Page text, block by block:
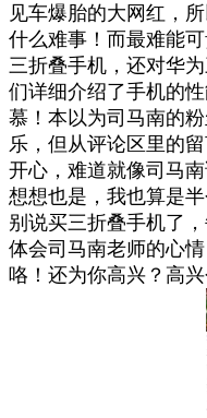
见车爆胎的大网红，
什么难事！而最难能
三折叠手机，还对华
们详细介绍了手机的
慕！本以为司马南的
乐，但从评论区里的
开心，难道就像司马
想想也是，我也算是
别说买三折叠手机了
体会司马南老师的心
咯！还为你高兴？高兴